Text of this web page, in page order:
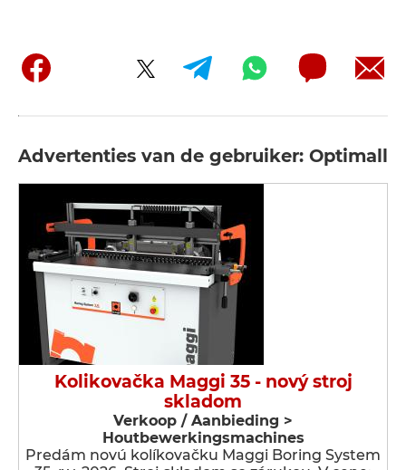
Advertenties van de gebruiker: Optimall
Kolikovačka Maggi 35 - nový stroj
skladom
Verkoop / Aanbieding >
Houtbewerkingsmachines
Predám novú kolíkovačku Maggi Boring System